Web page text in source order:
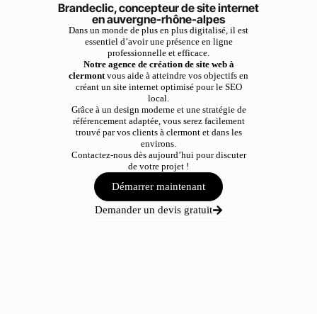
Brandeclic, concepteur de site internet
en auvergne-rhône-alpes
Dans un monde de plus en plus digitalisé, il est
essentiel d’avoir une présence en ligne
professionnelle et efficace.
Notre agence de création de site web à
clermontvous aide à atteindre vos objectifs en
créant un site internet optimisé pour le SEO
local.
Grâce à un design moderne et une stratégie de
référencement adaptée, vous serez facilement
trouvé par vos clients à clermont et dans les
environs.
Contactez-nous dès aujourd’hui pour discuter
de votre projet !
Démarrer maintenant
Demander un devis gratuit